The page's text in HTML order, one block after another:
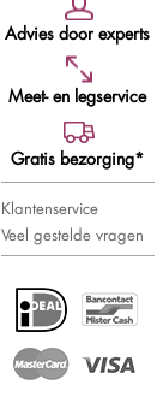
Advies door experts
Meet- en legservice
Gratis bezorging*
Klantenservice
Veel gestelde vragen